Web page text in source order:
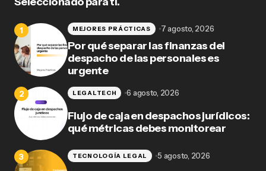
Por qué separar las finanzas del
despacho de las personales es
urgente
MEJORES PRÁCTICAS 7 agosto, 2026
Flujo de caja en despachos jurídicos:
qué métricas debes monitorear
LEGALTECH 6 agosto, 2026
TECNOLOGÍA LEGAL 5 agosto, 2026